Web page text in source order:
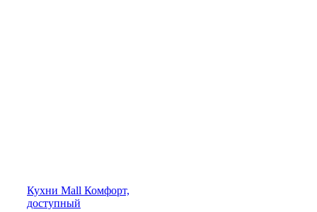
Кухни Mall Комфорт,
доступный